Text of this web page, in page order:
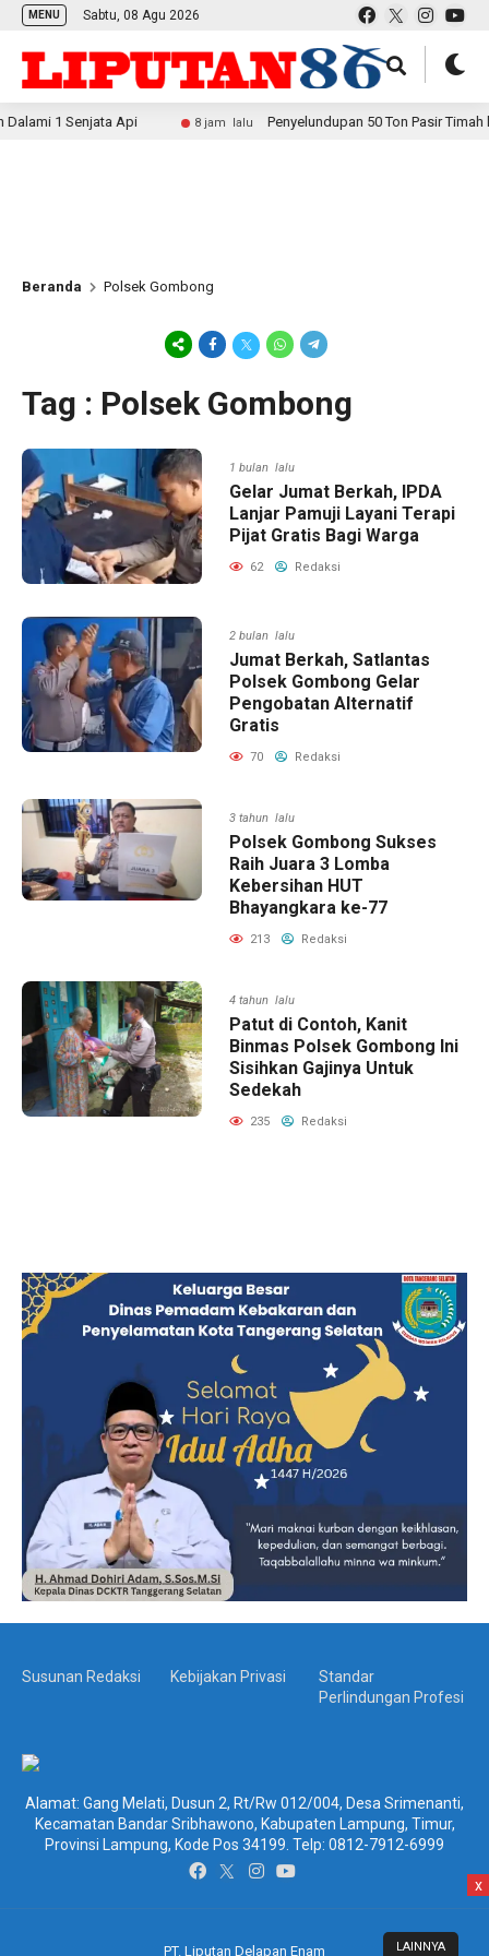
MENU Sabtu, 08 Agu 2026
1 Senjata Api 8 jam lalu Penyelundupan 50 Ton Pasir Timah
Beranda Polsek Gombong
Tag : Polsek Gombong
1 bulan lalu
Gelar Jumat Berkah, IPDA
Lanjar Pamuji Layani Terapi
Pijat Gratis Bagi Warga
62 Redaksi
2 bulan lalu
Jumat Berkah, Satlantas
Polsek Gombong Gelar
Pengobatan Alternatif
Gratis
70 Redaksi
3 tahun lalu
Polsek Gombong Sukses
Raih Juara 3 Lomba
Kebersihan HUT
Bhayangkara ke-77
213 Redaksi
4 tahun lalu
Patut di Contoh, Kanit
Binmas Polsek Gombong Ini
Sisihkan Gajinya Untuk
Sedekah
235 Redaksi
LAINNYA
Susunan Redaksi Kebijakan Privasi
Standar
Perlindungan Profesi
Alamat: Gang Melati, Dusun 2, Rt/Rw 012/004, Desa Srimenanti,
Kecamatan Bandar Sribhawono, Kabupaten Lampung, Timur,
Provinsi Lampung, Kode Pos 34199. Telp: 0812-7912-6999
PT. Liputan Delapan Enam
x